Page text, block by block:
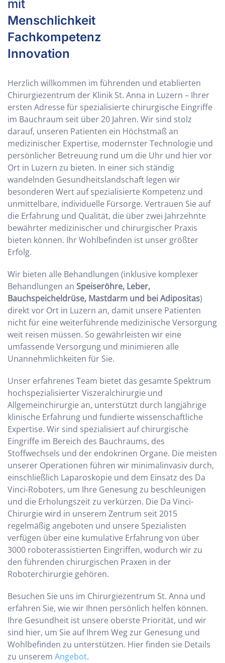
mit
Menschlichkeit
Fachkompetenz
Innovation
Herzlich willkommen im führenden und etablierten
Chirurgiezentrum der Klinik St. Anna in Luzern – Ihrer
ersten Adresse für spezialisierte chirurgische Eingriffe
im Bauchraum seit über 20 Jahren. Wir sind stolz
darauf, unseren Patienten ein Höchstmaß an
medizinischer Expertise, modernster Technologie und
persönlicher Betreuung rund um die Uhr und hier vor
Ort in Luzern zu bieten. In einer sich ständig
wandelnden Gesundheitslandschaft legen wir
besonderen Wert auf spezialisierte Kompetenz und
unmittelbare, individuelle Fürsorge. Vertrauen Sie auf
die Erfahrung und Qualität, die über zwei Jahrzehnte
bewährter medizinischer und chirurgischer Praxis
bieten können. Ihr Wohlbefinden ist unser größter
Erfolg.
Wir bieten alle Behandlungen (inklusive komplexer
Behandlungen an Speiseröhre, Leber,
Bauchspeicheldrüse, Mastdarm und bei Adipositas)
direkt vor Ort in Luzern an, damit unsere Patienten
nicht für eine weiterführende medizinische Versorgung
weit reisen müssen. So gewährleisten wir eine
umfassende Versorgung und minimieren alle
Unannehmlichkeiten für Sie.
Unser erfahrenes Team bietet das gesamte Spektrum
hochspezialisierter Viszeralchirurgie und
Allgemeinchirurgie an, unterstützt durch langjährige
klinische Erfahrung und fundierte wissenschaftliche
Expertise. Wir sind spezialisiert auf chirurgische
Eingriffe im Bereich des Bauchraums, des
Stoffwechsels und der endokrinen Organe. Die meisten
unserer Operationen führen wir minimalinvasiv durch,
einschließlich Laparoskopie und dem Einsatz des Da
Vinci-Roboters, um Ihre Genesung zu beschleunigen
und die Erholungszeit zu verkürzen. Die Da Vinci-
Chirurgie wird in unserem Zentrum seit 2015
regelmäßig angeboten und unsere Spezialisten
verfügen über eine kumulative Erfahrung von über
3000 roboterassistierten Eingriffen, wodurch wir zu
den führenden chirurgischen Praxen in der
Roboterchirurgie gehören.
Besuchen Sie uns im Chirurgiezentrum St. Anna und
erfahren Sie, wie wir Ihnen persönlich helfen können.
Ihre Gesundheit ist unsere oberste Priorität, und wir
sind hier, um Sie auf Ihrem Weg zur Genesung und
Wohlbefinden zu unterstützen. Hier finden sie Details
zu unserem Angebot.